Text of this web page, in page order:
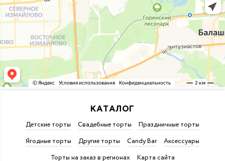
КАТАЛОГ
Детские торты Свадебные торты
Праздничные торты
Ягодные торты
Другие торты Candy Bar
Аксессуары
Торты на заказ в регионах
Карта сайта